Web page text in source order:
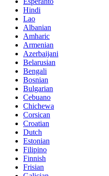
Hindi
Lao
Albanian
Amharic
Armenian
Azerbaijani
Belarusian
Bengali
Bosnian
Bulgarian
Cebuano
Chichewa
Corsican
Croatian
Dutch
Estonian
Filipino
Finnish
Frisian